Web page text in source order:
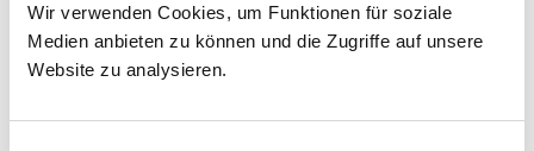
Wir verwenden Cookies, um Funktionen für soziale
Medien anbieten zu können und die Zugriffe auf unsere
Website zu analysieren.
Suche bitte die Groß- und Kleinschreibung
beachten.